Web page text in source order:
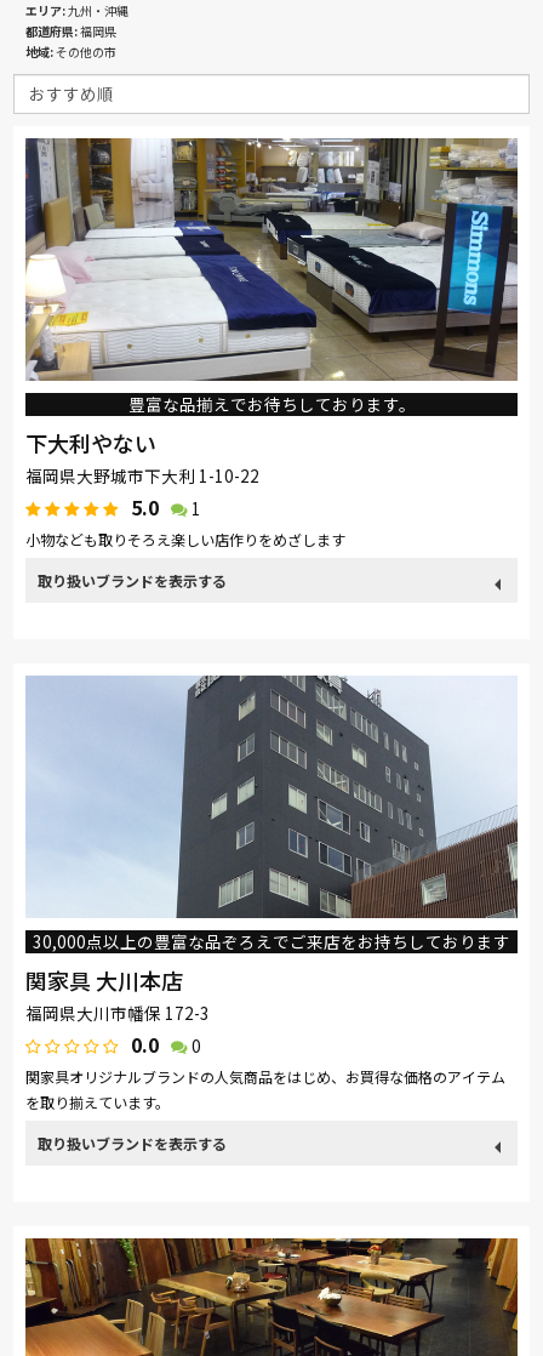
エリア 九州・沖縄
都道府県 福岡県
地域 その他の市
豊富な品揃えでお待ちしております。
下大利やない
福岡県大野城市下大利 1-10-22
5.0 1
小物なども取りそろえ楽しい店作りをめざします
SIMMONS 日本ベッド サンゲツ PARAMOUNT BED
ロマンス小杉 昭和西川
30,000点以上の豊富な品ぞろえでご来店をお持ちしております
関家具 大川本店
福岡県大川市幡保 172-3
0.0 0
関家具オリジナルブランドの人気商品をはじめ、お買得な価格のアイテム
を取り揃えています。
浜本工芸 日本ベッド 冨士ファニチア ナガノインテリア
綾野製作所 ドリームベッド Serta Stressless
マルニ木工 PARAMOUNT BED イバタインテリア